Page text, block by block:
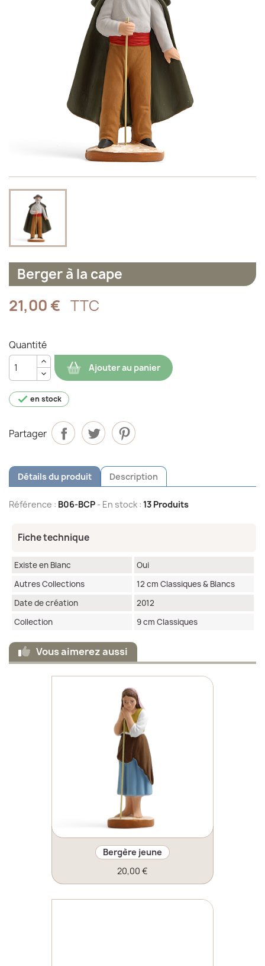
Berger à la cape
21,00 € TTC
Quantité
Ajouter au panier
 en stock
Partager
Détails du produit Description
Référence : B06-BCP - En stock : 13 Produits
Fiche technique
Existe en Blanc
Oui
Autres Collections
12 cm Classiques & Blancs
Date de création
2012
Collection
9 cm Classiques
Vous aimerez aussi
Bergère jeune
20,00 €